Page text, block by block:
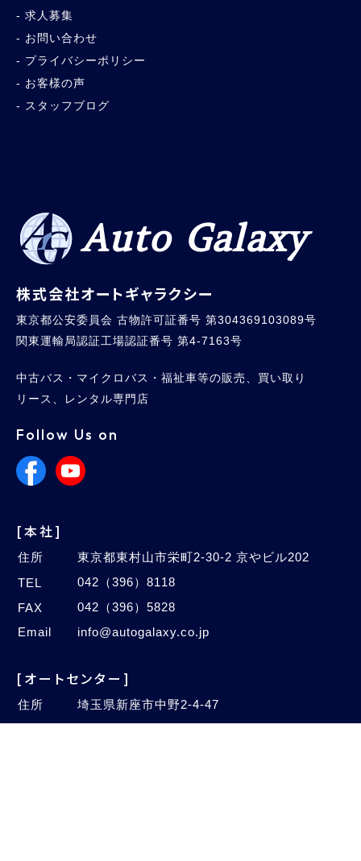
求人募集
お問い合わせ
プライバシーポリシー
お客様の声
スタッフブログ
Auto Galaxy
株式会社オートギャラクシー
東京都公安委員会 古物許可証番号 第304369103089号
関東運輸局認証工場認証番号 第4-7163号
中古バス・マイクロバス・福祉車等の販売、買い取り
リース、レンタル専門店
Follow Us on
[本社]
住所
東京都東村山市栄町2-30-2 京やビル202
TEL
042（396）8118
FAX
042（396）5828
Email
info@autogalaxy.co.jp
[オートセンター]
住所
埼玉県新座市中野2-4-47